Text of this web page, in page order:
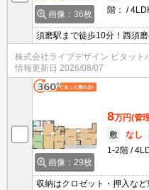
画像：36枚
階：
須磨駅まで徒歩10分！西須磨
株式会社ライブデザイン ピタット
情報更新日 2026/08/07
画像：29枚
8万円(管
敷
なし
1-2階
収納はクロゼット・押入など